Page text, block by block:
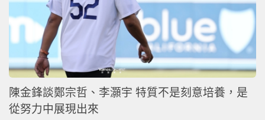
陳金鋒談鄭宗哲、李灝宇 特質不是刻意培養，是
從努力中展現出來